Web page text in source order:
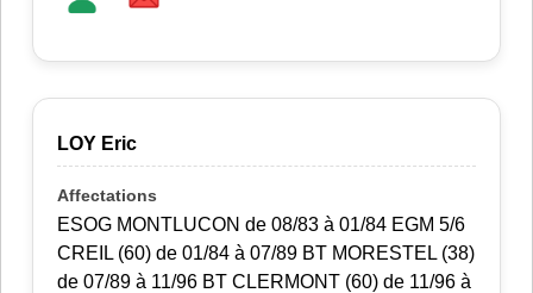
LOY Eric
ESOG MONTLUCON de 08/83 à 01/84 EGM 5/6
CREIL (60) de 01/84 à 07/89 BT MORESTEL (38)
de 07/89 à 11/96 BT CLERMONT (60) de 11/96 à